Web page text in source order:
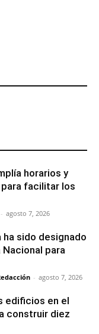
horarios y
facilitar los
- agosto 7, 2026
ha sido designado
para
- agosto 7, 2026
edificios en el
construir diez